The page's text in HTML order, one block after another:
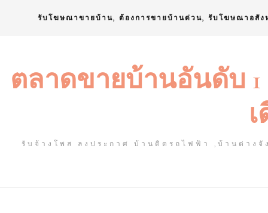
รับโฆษณาขายบ้าน, ต้องการขายบ้านด่วน, รับโฆษณาอสัง
ตลาดขายบ้านอันดับ
รับจ้างโพส ลงประกาศ บ้านติดรถไฟฟ้า ,บ้านต่าง